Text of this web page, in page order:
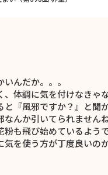
んだか。。。
、体調に気を付けなきゃ
と『風邪ですか？』と聞
なんか引いてられません
粉も飛び始めているよう
気を使う方が丁度良いの